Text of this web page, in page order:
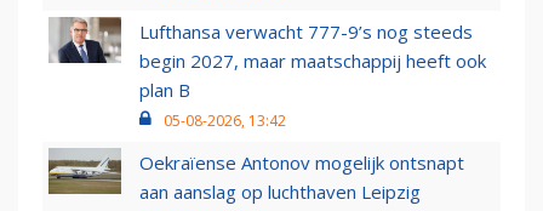
Lufthansa verwacht 777-9’s nog steeds
begin 2027, maar maatschappij heeft ook
plan B
05-08-2026, 13:42
Oekraïense Antonov mogelijk ontsnapt
aan aanslag op luchthaven Leipzig